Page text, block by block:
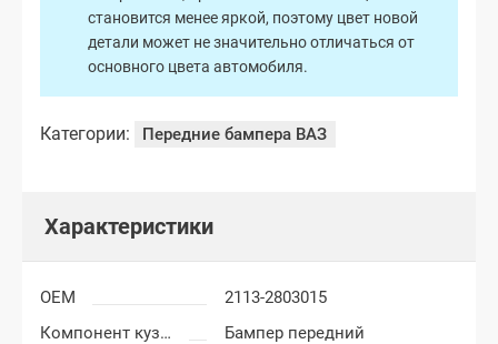
становится менее яркой, поэтому цвет новой
детали может не значительно отличаться от
основного цвета автомобиля.
Категории: Передние бампера ВАЗ
Характеристики
OEM
2113-2803015
Компонент кузова
Бампер передний